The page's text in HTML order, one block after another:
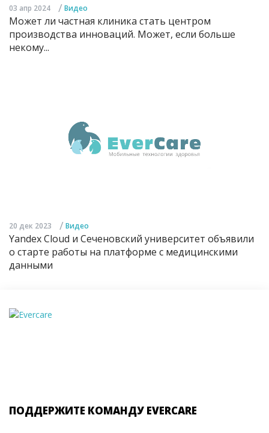
03 апр 2024 / Видео
Может ли частная клиника стать центром
производства инноваций. Может, если больше
некому...
20 дек 2023 / Видео
Yandex Cloud и Сеченовский университет объявили
о старте работы на платформе с медицинскими
данными
ПОДДЕРЖИТЕ КОМАНДУ EVERCARE